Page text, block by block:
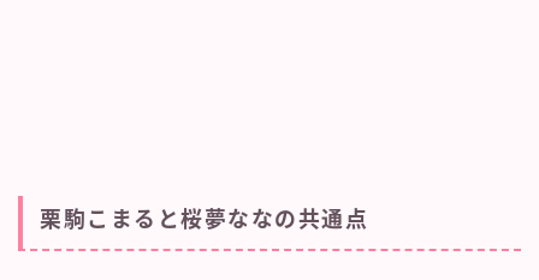
栗駒こまると桜夢ななの共通点